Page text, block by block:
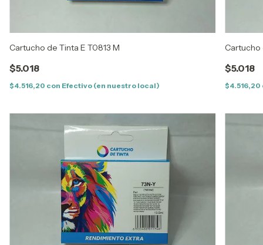
Cartucho de Tinta E T0813 M
$5.018
$4.516,20 con Efectivo (en nuestro local)
Cartucho
$5.018
$4.516,20